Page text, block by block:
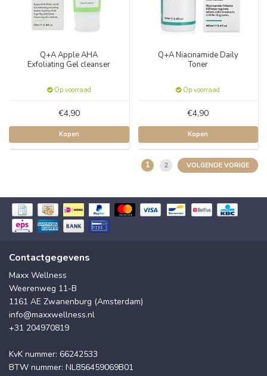
Q+A Apple AHA
Exfoliating Gel cleanser
Op voorraad
€4,90
Kopen
Q+A Niacinamide Daily
Toner
Op voorraad
€4,90
Kopen
1 2 VOLGENDE VORIGE
Contactgegevens
Maxx Wellness
Weerenweg 11-B
1161 AE Zwanenburg (Amsterdam)
info@maxxwellness.nl
+31 204970819
KvK nummer: 66242533
BTW nummer: NL856459069B01